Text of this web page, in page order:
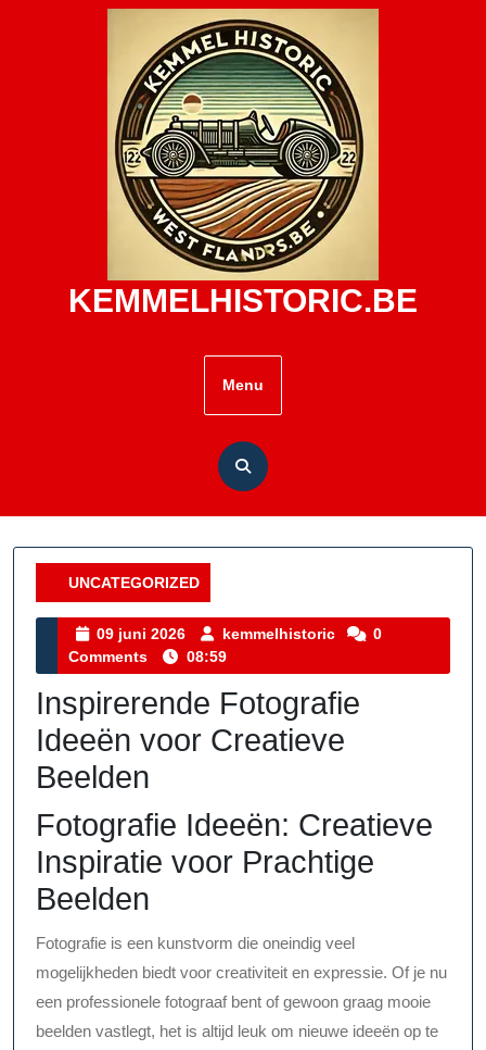
KEMMELHISTORIC.BE
Menu
UNCATEGORIZED
Category
09 juni 2026
09
juni
2026
kemmelhistoric kemmelhistoric
0
Comments
08:59
Inspirerende Fotografie
Ideeën voor Creatieve
Beelden
Fotografie Ideeën: Creatieve
Inspiratie voor Prachtige
Beelden
Fotografie is een kunstvorm die oneindig veel
mogelijkheden biedt voor creativiteit en expressie. Of je nu
een professionele fotograaf bent of gewoon graag mooie
beelden vastlegt, het is altijd leuk om nieuwe ideeën op te